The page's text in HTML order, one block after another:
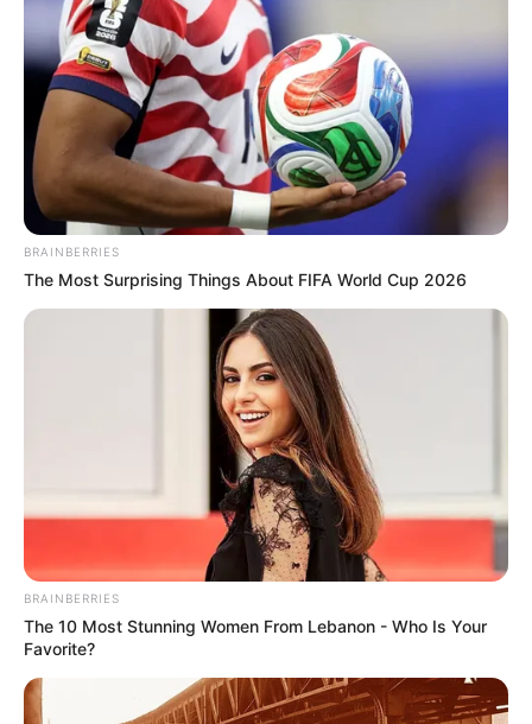
да установи точната причина за смъртта и дали
здравословно неразположение е допринесло за
фаталния инцидент.
BRAINBERRIES
The Most Surprising Things About FIFA World Cup 2026
BRAINBERRIES
The 10 Most Stunning Women From Lebanon - Who Is Your
Favorite?